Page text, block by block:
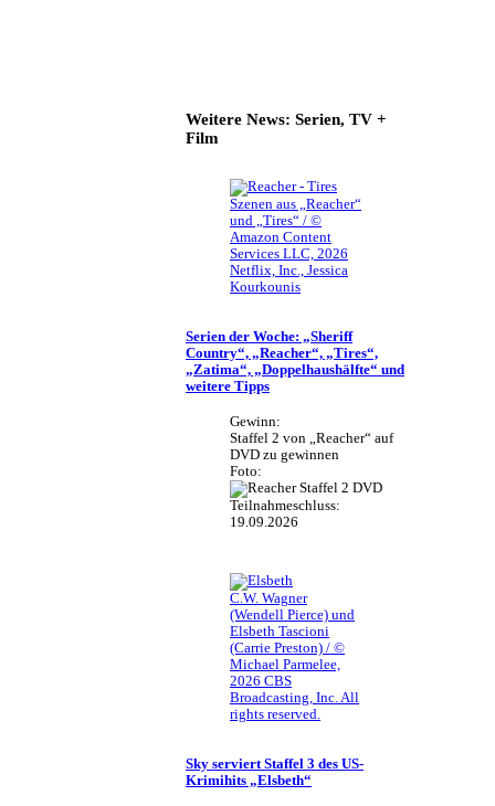
Weitere News: Serien, TV +
Film
Szenen aus „Reacher“
und „Tires“ / ©
Amazon Content
Services LLC, 2026
Netflix, Inc., Jessica
Kourkounis
Serien der Woche: „Sheriff
Country“, „Reacher“, „Tires“,
„Zatima“, „Doppelhaushälfte“ und
weitere Tipps
Gewinn:
Staffel 2 von „Reacher“ auf
DVD zu gewinnen
Foto:
Teilnahmeschluss:
19.09.2026
C.W. Wagner
(Wendell Pierce) und
Elsbeth Tascioni
(Carrie Preston) / ©
Michael Parmelee,
2026 CBS
Broadcasting, Inc. All
rights reserved.
Sky serviert Staffel 3 des US-
Krimihits „Elsbeth“